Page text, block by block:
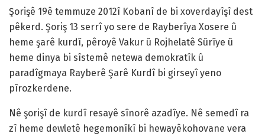
Şorişê 19ê temmuze 2012î Kobanî de bi xoverdayîşî dest
pêkerd. Şoriş 13 serrî yo sere de Rayberîya Xosere û
heme şarê kurdî, pêroyê Vakur û Rojhelatê Sûrîye û
heme dinya bi sîstemê netewa demokratîk û
paradîgmaya Rayberê Şarê Kurdî bi girseyî yeno
pîrozkerdene.
Nê şorişî de kurdî resayê sînorê azadîye. Nê semedî ra
zî heme dewletê hegemonîkî bi hewayêkohovane vera